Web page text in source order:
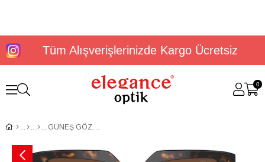
Tüm Alışverişlerinizde Kargo Ücretsiz
0
GÜNEŞ GÖZLÜĞÜ JİMMY CHOO JC5006U 50021355